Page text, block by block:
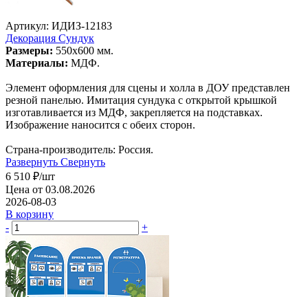
Артикул: ИДИЗ-12183
Декорация Сундук
Размеры: 550х600 мм.
Материалы: МДФ.
Элемент оформления для сцены и холла в ДОУ представлен
резной панелью. Имитация сундука с открытой крышкой
изготавливается из МДФ, закрепляется на подставках.
Изображение наносится с обеих сторон.
Страна-производитель: Россия.
Развернуть Свернуть
6 510 ₽/шт
Цена от 03.08.2026
2026-08-03
В корзину
-
+